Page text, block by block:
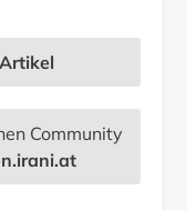
Artikel
Community